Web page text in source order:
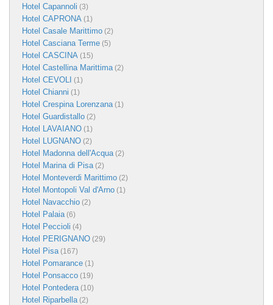
Hotel Capannoli (3)
Hotel CAPRONA (1)
Hotel Casale Marittimo (2)
Hotel Casciana Terme (5)
Hotel CASCINA (15)
Hotel Castellina Marittima(2)
Hotel CEVOLI (1)
Hotel Chianni (1)
Hotel Crespina Lorenzana(1)
Hotel Guardistallo (2)
Hotel LAVAIANO (1)
Hotel LUGNANO (2)
Hotel Madonna dell'Acqua(2)
Hotel Marina di Pisa(2)
Hotel Monteverdi Marittimo (2)
Hotel Montopoli Val d'Arno (1)
Hotel Navacchio (2)
Hotel Palaia(6)
Hotel Peccioli (4)
Hotel PERIGNANO (29)
Hotel Pisa(167)
Hotel Pomarance (1)
Hotel Ponsacco (19)
Hotel Pontedera(10)
Hotel Riparbella(2)